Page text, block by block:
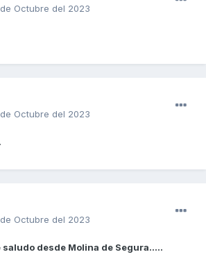
Octubre del 2023
Octubre del 2023
Octubre del 2023
desde Molina de Segura.....